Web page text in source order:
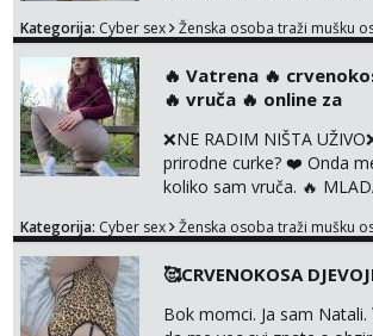
dovoljna radim i u paru i
uz slike i hot line pozive.
pripremila i slike s licem u
kombinacijama isto kao i
Volim kinky stvari i
Kategorija: Cyber sex Ženska osoba traži mušku
‎️‍🔥 Vatrena ‎️‍🔥
‎️‍🔥 vruča‎ ️‍🔥 online za
❌NE RADIM NIŠTA
prirodne curke? ❤️ Onda
koliko sam vruča.‎ ️‍🔥
prljave i u svemu vidim
po svojoj mjeri. Sexi videa
dečkom ili pak ja sama di
ludila. 🍑 Naravno ako ti
Kategorija: Cyber sex Ženska osoba traži mušku
🥰CRVENOKOSA
Bok momci. Ja sam